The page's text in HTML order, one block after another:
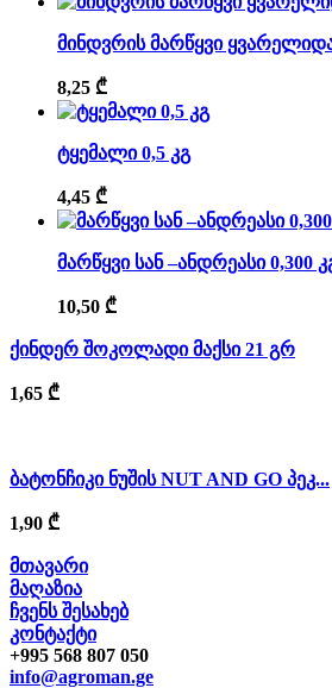
მინდვრის მარწყვი
8,25 ₾
ტყემალი 0,5 კგ
4,45 ₾
მარწყვი სან –ანდრეასი 0,300
10,50 ₾
ქინდერ შოკოლადი მაქსი 21 გრ
1,65 ₾
ბატონჩიკი ნუშის NUT AND GO პეკ...
1,90 ₾
მთავარი
მაღაზია
ჩვენს შესახებ
კონტაქტი
+995 568 807 050
info@agroman.ge